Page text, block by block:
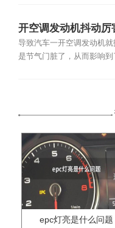
开空调发动机抖动厉
导致汽车一开空调发动机
是节气门脏了，从而影响
epc灯亮是什么问题